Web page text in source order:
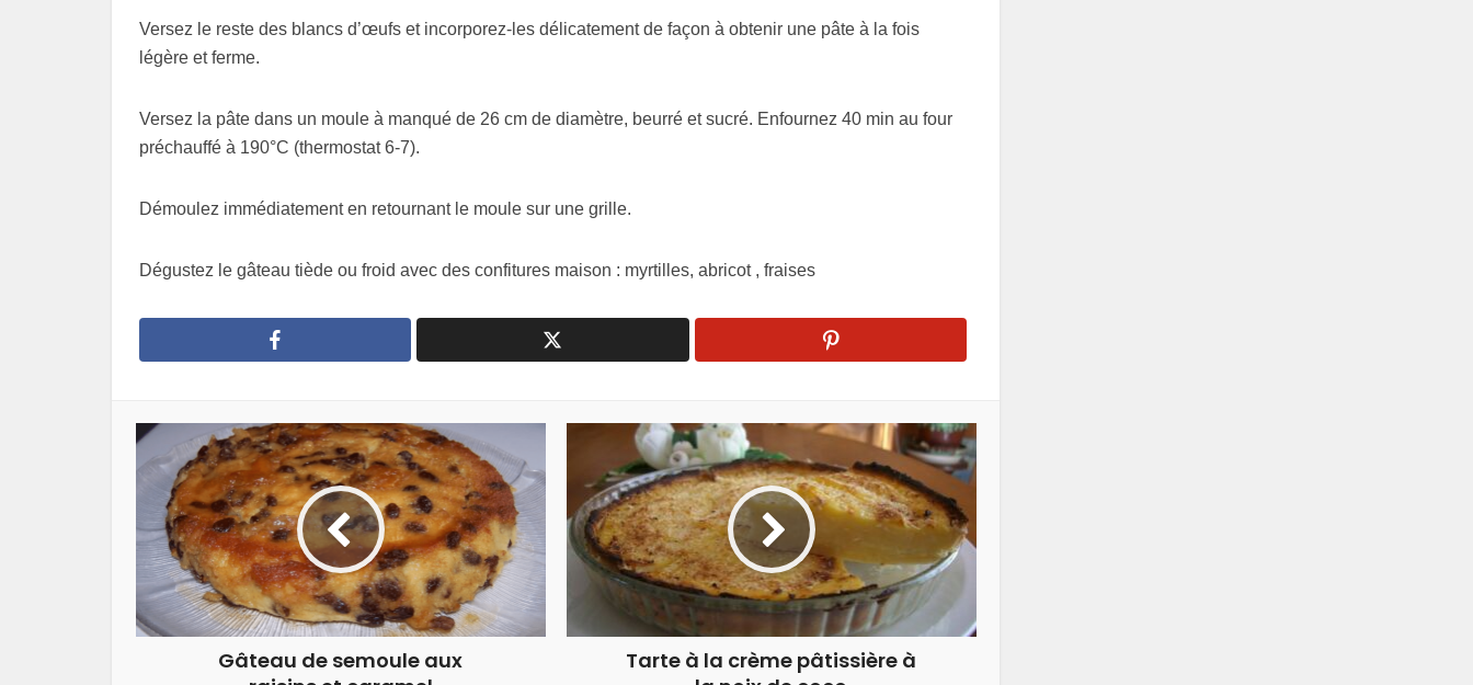
Versez le reste des blancs d’œufs et incorporez-les délicatement de façon à obtenir une pâte à la fois
légère et ferme.
Versez la pâte dans un moule à manqué de 26 cm de diamètre, beurré et sucré. Enfournez 40 min au four
préchauffé à 190°C (thermostat 6-7).
Démoulez immédiatement en retournant le moule sur une grille.
Dégustez le gâteau tiède ou froid avec des confitures maison : myrtilles, abricot , fraises
Gâteau de semoule aux
Tarte à la crème pâtissière à